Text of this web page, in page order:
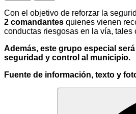
Con el objetivo de reforzar la
2 comandantes quienes vienen
conductas riesgosas en la vía, tales
Además, este grupo especial
seguridad y control al municipio.
Fuente de información, texto y